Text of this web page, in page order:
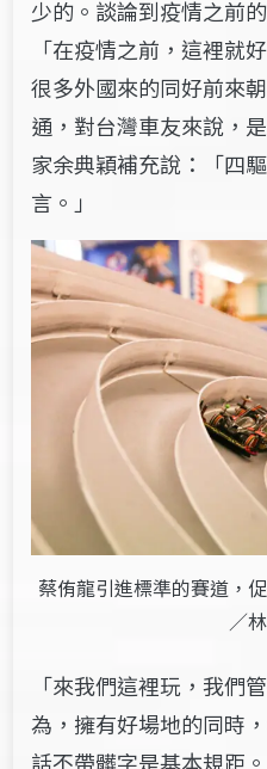
少的。談論到疫情之前
「在疫情之前，這裡就
很多外國來的同好前來
通，對台灣車友來說，
家余典穎補充說：「四
言。」
蔡侑龍引進標準的賽道，
／
「來我們這裡玩，我們
為，擁有好場地的同時
話不帶髒字是基本規距